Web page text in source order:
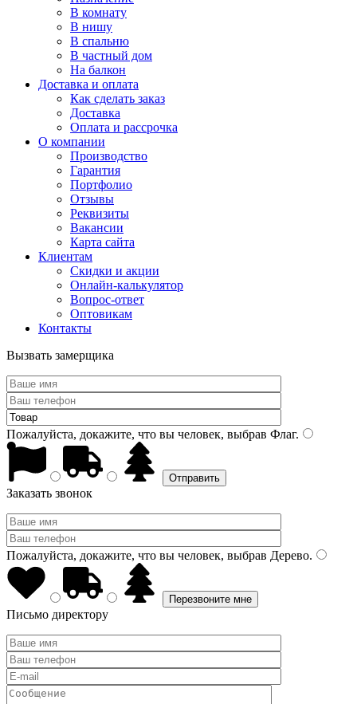
В комнату
В нишу
В спальню
В частный дом
На балкон
Доставка и оплата
Как сделать заказ
Доставка
Оплата и рассрочка
О компании
Производство
Гарантия
Портфолио
Отзывы
Реквизиты
Вакансии
Карта сайта
Клиентам
Скидки и акции
Онлайн-калькулятор
Вопрос-ответ
Оптовикам
Контакты
Вызвать замерщика
Пожалуйста, докажите, что вы человек, выбрав Флаг.
Заказать звонок
Пожалуйста, докажите, что вы человек, выбрав Дерево.
Письмо директору